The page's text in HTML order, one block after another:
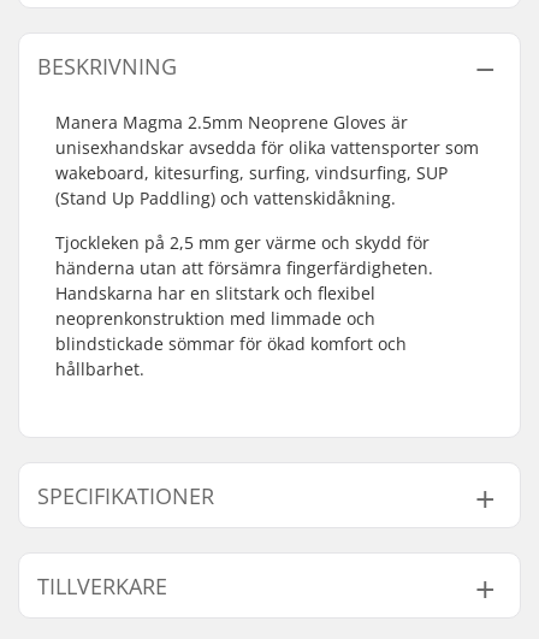
BESKRIVNING
Manera Magma 2.5mm Neoprene Gloves är
unisexhandskar avsedda för olika vattensporter som
wakeboard, kitesurfing, surfing, vindsurfing, SUP
(Stand Up Paddling) och vattenskidåkning.
Tjockleken på 2,5 mm ger värme och skydd för
händerna utan att försämra fingerfärdigheten.
Handskarna har en slitstark och flexibel
neoprenkonstruktion med limmade och
blindstickade sömmar för ökad komfort och
hållbarhet.
SPECIFIKATIONER
Tjocklek:
2.5mm
Aktivitet:
Kitesurfing, Surf,
TILLVERKARE